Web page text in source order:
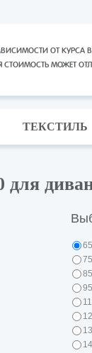
ОТ КУРСА
СТОИМОСТЬ МОЖЕТ
ТЕКСТИЛЬ